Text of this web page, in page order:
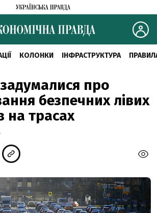
КОЛОНКИ ІНФРАСТРУКТУРА
задумалися про
безпечних лівих
на трасах